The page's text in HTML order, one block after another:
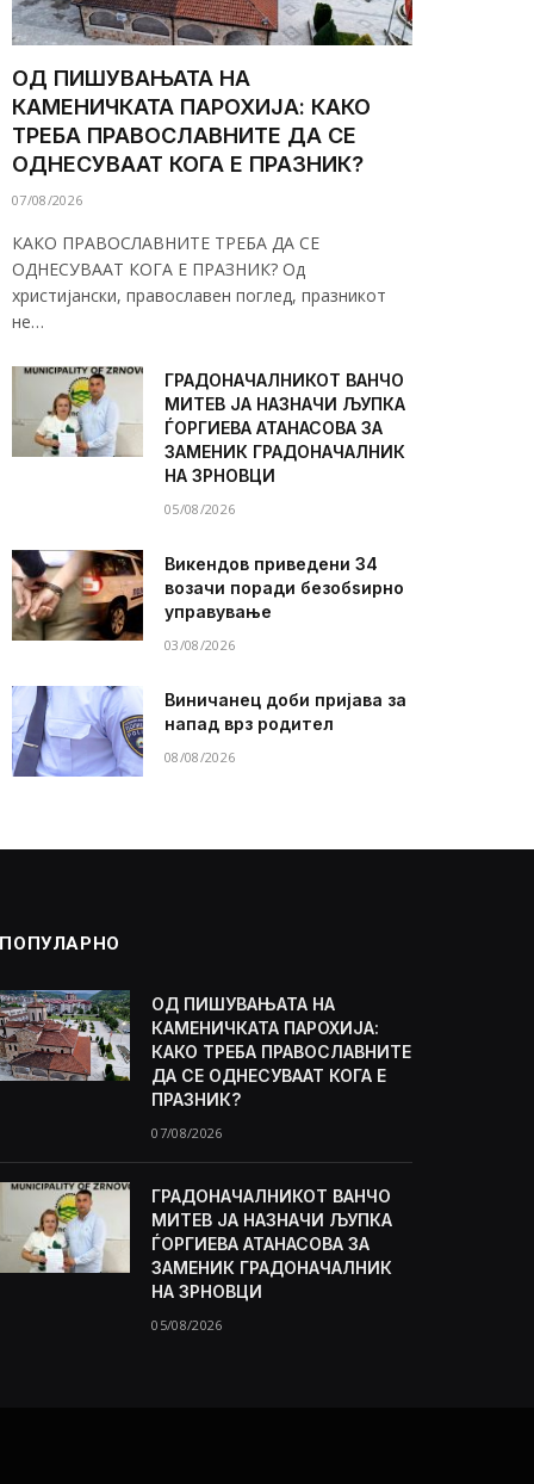
ОД ПИШУВАЊАТА НА
КАМЕНИЧКАТА ПАРОХИЈА: КАКО
ТРЕБА ПРАВОСЛАВНИТЕ ДА СЕ
ОДНЕСУВААТ КОГА Е ПРАЗНИК?
07/08/2026
КАКО ПРАВОСЛАВНИТЕ ТРЕБА ДА СЕ
ОДНЕСУВААТ КОГА Е ПРАЗНИК? Од
христијански, православен поглед, празникот
не…
ГРАДОНАЧАЛНИКОТ ВАНЧО
МИТЕВ ЈА НАЗНАЧИ ЉУПКА
ЃОРГИЕВА АТАНАСОВА ЗА
ЗАМЕНИК ГРАДОНАЧАЛНИК
НА ЗРНОВЦИ
05/08/2026
Викендов приведени 34
возачи поради безобѕирно
управување
03/08/2026
Виничанец доби пријава за
напад врз родител
08/08/2026
ПОПУЛАРНО
ОД ПИШУВАЊАТА НА
КАМЕНИЧКАТА ПАРОХИЈА:
КАКО ТРЕБА ПРАВОСЛАВНИТЕ
ДА СЕ ОДНЕСУВААТ КОГА Е
ПРАЗНИК?
07/08/2026
ГРАДОНАЧАЛНИКОТ ВАНЧО
МИТЕВ ЈА НАЗНАЧИ ЉУПКА
ЃОРГИЕВА АТАНАСОВА ЗА
ЗАМЕНИК ГРАДОНАЧАЛНИК
НА ЗРНОВЦИ
05/08/2026